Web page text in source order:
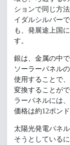
ションで同じ方
イダルシルバー
も、発展途上国
す。
銀は、金属の中
ソーラーパネル
使用することで
変換することが
ラーパネルには
価格は約12ポン
太陽光発電パネ
そうとしている